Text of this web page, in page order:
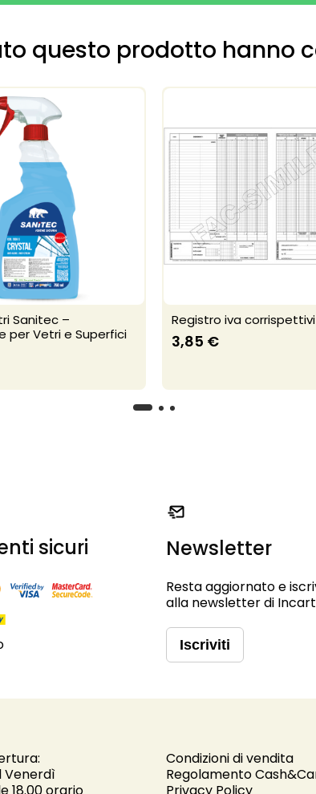
questo prodotto hanno
Sanitec –
per Vetri e Superfici
Registro iva corrispettivi
3,85 €
sicuri Newsletter
Resta aggiornato e
alla newsletter di
Iscriviti
Venerdì
18.00 orario
Condizioni di vendita
Regolamento
Privacy Policy